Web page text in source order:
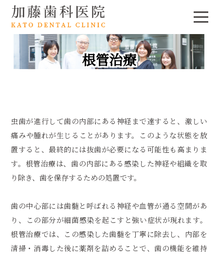
根管治療
虫歯が進行して歯の内部にある神経まで達すると、激しい
痛みや腫れが生じることがあります。このような状態を放
置すると、最終的には抜歯が必要になる可能性も高まりま
す。根管治療は、歯の内部にある感染した神経や組織を取
り除き、歯を保存するための処置です。
歯の中心部には歯髄と呼ばれる神経や血管が通る空間があ
り、この部分が細菌感染を起こすと強い症状が現れます。
根管治療では、この感染した歯髄を丁寧に除去し、内部を
清掃・消毒した後に薬剤を詰めることで、歯の機能を維持